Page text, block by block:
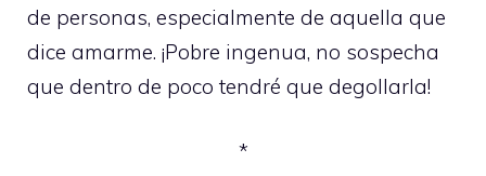
de personas, especialmente de aquella que
dice amarme. ¡Pobre ingenua, no sospecha
que dentro de poco tendré que degollarla!
*